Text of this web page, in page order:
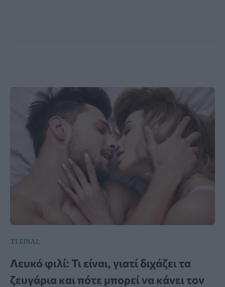
ΤΙ ΕΙΝΑΙ;
Λευκό φιλί: Τι είναι, γιατί διχάζει τα
ζευγάρια και πότε μπορεί να κάνει τον